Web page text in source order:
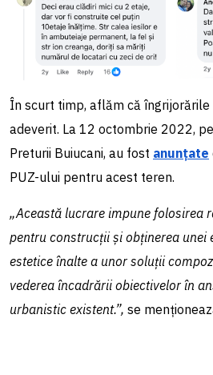
În scurt timp, aflăm că
adeverit. La 12 octombrie 2022,
Preturii Buiucani, au fost anunțate
PUZ-ului pentru acest teren.
„Această lucrare impune folosirea
pentru construcţii şi obţinerea
estetice înalte a unor soluţii
vederea încadrării obiectivelor în
urbanistic existent.”, se